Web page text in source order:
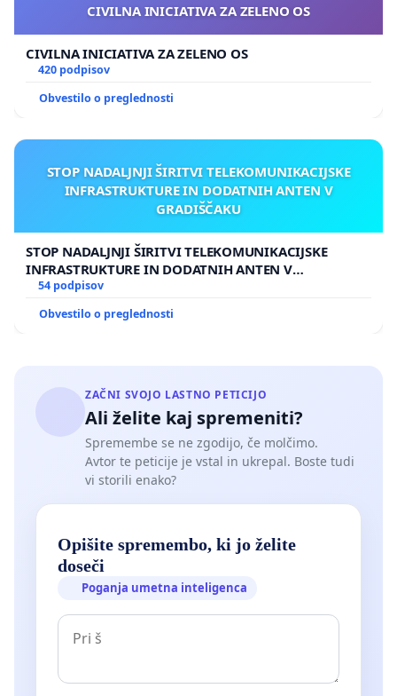
CIVILNA INICIATIVA ZA ZELENO OS
CIVILNA INICIATIVA ZA ZELENO OS
420 podpisov
Obvestilo o preglednosti
STOP NADALJNJI ŠIRITVI TELEKOMUNIKACIJSKE
INFRASTRUKTURE IN DODATNIH ANTEN V
GRADIŠČAKU
STOP NADALJNJI ŠIRITVI TELEKOMUNIKACIJSKE
INFRASTRUKTURE IN DODATNIH ANTEN V
GRADIŠČAKU
54 podpisov
Obvestilo o preglednosti
ZAČNI SVOJO LASTNO PETICIJO
Ali želite kaj spremeniti?
Spremembe se ne zgodijo, če molčimo.
Avtor te peticije je vstal in ukrepal. Boste tudi
vi storili enako?
Opišite spremembo, ki jo želite
doseči
Poganja umetna inteligenca